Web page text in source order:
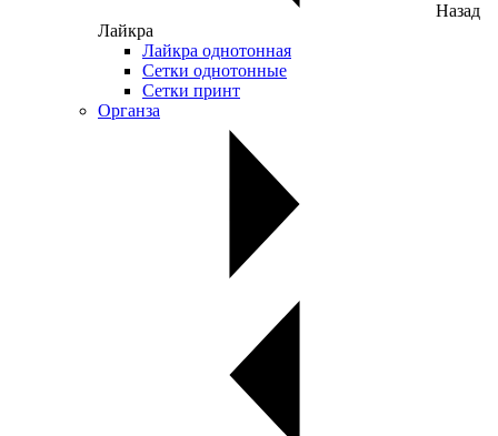
Назад
Лайкра
Лайкра однотонная
Сетки однотонные
Сетки принт
Органза